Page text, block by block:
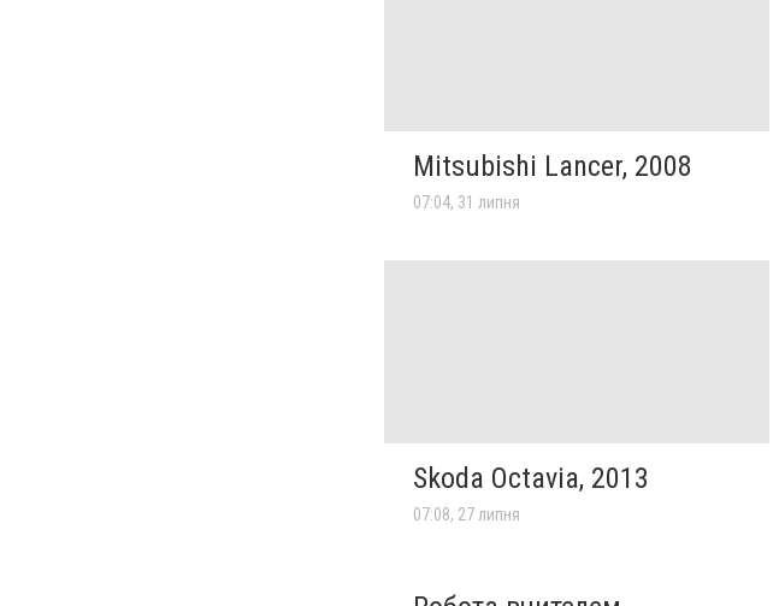
Mitsubishi Lancer, 2008
07:04, 31 липня
Skoda Octavia, 2013
07:08, 27 липня